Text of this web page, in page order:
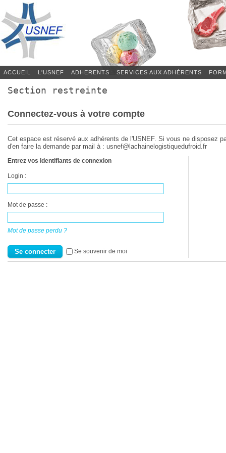
ACCUEIL L'USNEF ADHERENTS SERVICES AUX ADHÉRENTS
Section restreinte
Connectez-vous à votre compte
Cet espace est réservé aux adhérents de l'USNEF. Si vous ne disposez
d'en faire la demande par mail à : usnef@lachainelogistiquedufroid.fr
Entrez vos identifiants de connexion
Login :
Mot de passe :
Mot de passe perdu ?
Se souvenir de moi